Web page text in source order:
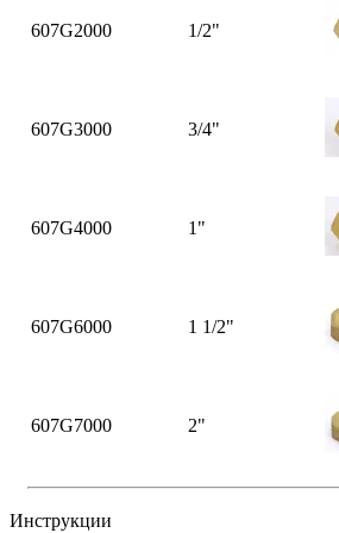
607G2000 1/2"
607G3000 3/4"
607G4000 1"
607G6000 1 1/2"
607G7000 2"
Инструкции